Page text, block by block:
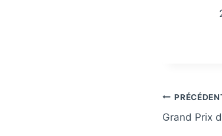
de
Grand Prix